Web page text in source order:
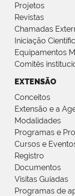
Projetos
Revistas
Chamadas
Iniciação
Equipamentos
Comitês
EXTENSÃO
Conceitos
Extensão e a
Modalidades
Programas e
Cursos e
Registro
Documentos
Visitas Guiadas
Programas de